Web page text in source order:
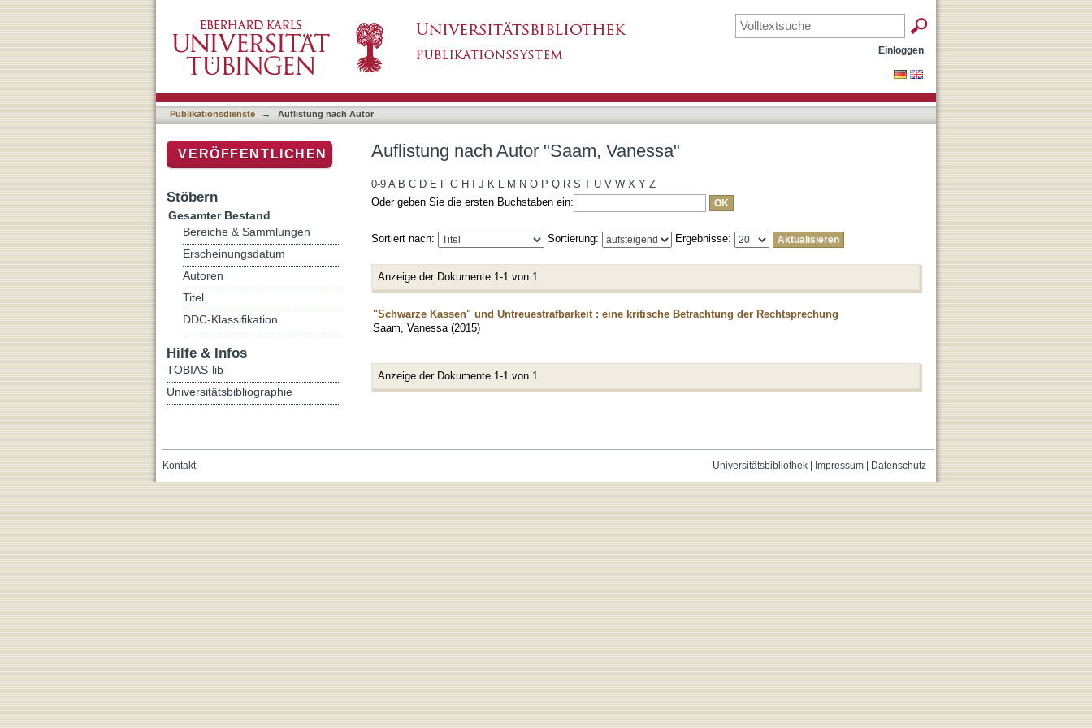
Einloggen
Publikationsdienste → Auflistung nach Autor
Auflistung nach Autor "Saam, Vanessa"
0-9 A B C D E F G H J K L M N O P Q R S T U V W X Y Z
Oder geben Sie die ersten Buchstaben ein:
Sortiert nach: Sortierung: Ergebnisse:
Anzeige der Dokumente 1-1 von 1
"Schwarze Kassen" und Untreuestrafbarkeit : eine kritische Betrachtung der Rechtsprechung
Saam, Vanessa (2015)
Anzeige der Dokumente 1-1 von 1
VERÖFFENTLICHEN
Stöbern
Gesamter Bestand
Bereiche & Sammlungen
Erscheinungsdatum
Autoren
Titel
DDC-Klassifikation
Hilfe & Infos
TOBIAS-lib
Universitätsbibliographie
Universitätsbibliothek| Impressum| Datenschutz
Kontakt